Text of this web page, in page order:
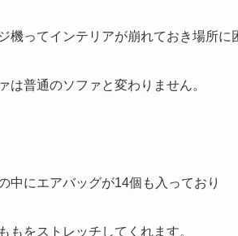
機ってインテリアが崩れておき場所に
は普通のソファと変わりません。
中にエアバッグが14個も入っており
もをストレッチしてくれます。